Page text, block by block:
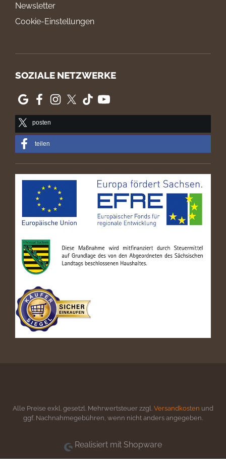
Newsletter
Cookie-Einstellungen
SOZIALE NETZWERKE
posten
teilen
Alle Preise exkl. gesetzl. Mehrwertsteuer zzgl. Versandkosten und
ggf. Nachnahmegebühren, wenn nicht anders angegeben.
Realisiert mit Shopware